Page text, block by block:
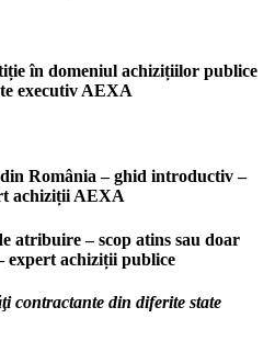
în domeniul achizițiilor publice
executiv AEXA
România – ghid introductiv –
achiziții AEXA
atribuire – scop atins sau doar
expert achiziții publice
contractante din diferite state